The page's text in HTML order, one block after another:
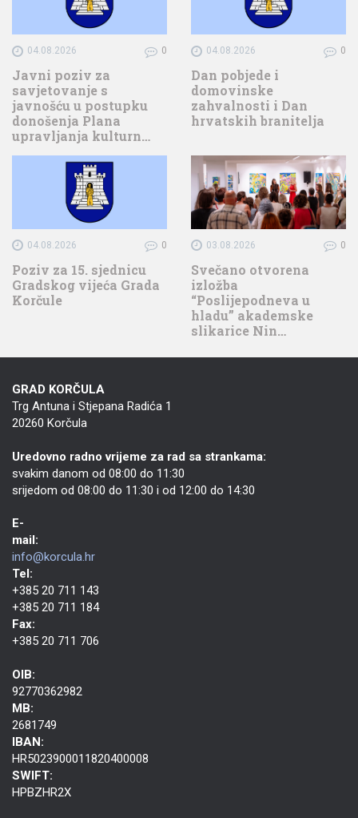
04.08.2026 0
Javni poziv za
savjetovanje s
javnošću u postupku
donošenja Plana
upravljanja kulturn…
04.08.2026 0
Dan pobjede i
domovinske
zahvalnosti i Dan
hrvatskih branitelja
04.08.2026 0
Poziv za 15. sjednicu
Gradskog vijeća Grada
Korčule
03.08.2026 0
Svečano otvorena
izložba
“Poslijepodneva u
hladu” akademske
slikarice Nin…
GRAD KORČULA
Trg Antuna i Stjepana Radića 1
20260 Korčula
Uredovno radno vrijeme za rad sa strankama:
svakim danom od 08:00 do 11:30
srijedom od 08:00 do 11:30 i od 12:00 do 14:30
E-
mail:
info@korcula.hr
Tel:
+385 20 711 143
+385 20 711 184
Fax:
+385 20 711 706
OIB:
92770362982
MB:
2681749
IBAN:
HR5023900011820400008
SWIFT:
HPBZHR2X